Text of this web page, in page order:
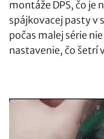
montáže DPS, čo je
spájkovacej pasty v
počas malej série
nastavenie, čo šetrí